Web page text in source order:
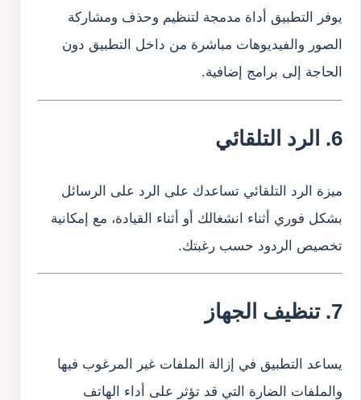
يوفر التطبيق أداة مدمجة لتنظيم وحذف ومشاركة
الصور والفيديوهات مباشرة من داخل التطبيق دون
الحاجة إلى برامج إضافية.
6. الرد التلقائي
ميزة الرد التلقائي تساعدك على الرد على الرسائل
بشكل فوري أثناء انشغالك أو أثناء القيادة، مع إمكانية
تخصيص الردود حسب رغبتك.
7. تنظيف الجهاز
يساعد التطبيق في إزالة الملفات غير المرغوب فيها
والملفات الضارة التي قد تؤثر على أداء الهاتف